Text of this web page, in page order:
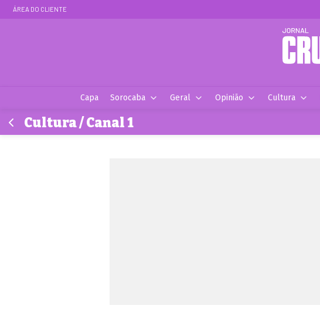
ÁREA DO CLIENTE
Capa Sorocaba Geral Opinião Cultura
Cultura / Canal 1